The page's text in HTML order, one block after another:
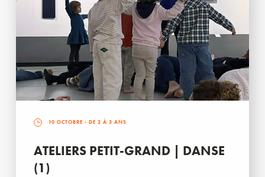
10 OCTOBRE - DE 2 À 3 ANS
ATELIERS PETIT-GRAND | DANSE
(1)